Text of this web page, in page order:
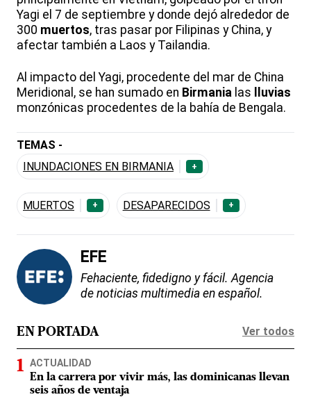
Yagi el 7 de septiembre y donde dejó alrededor de
300 muertos, tras pasar por Filipinas y China, y
afectar también a Laos y Tailandia.
Al impacto del Yagi, procedente del mar de China
Meridional, se han sumado en Birmania las
lluvias
monzónicas procedentes de la bahía de Bengala.
TEMAS -
INUNDACIONES EN BIRMANIA
+
MUERTOS + DESAPARECIDOS +
EFE
Fehaciente, fidedigno y fácil. Agencia
de noticias multimedia en español.
EN PORTADA Ver todos
ACTUALIDAD
En la carrera por vivir más, las dominicanas llevan
seis años de ventaja